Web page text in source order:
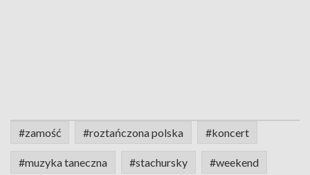
#zamość #roztańczona polska #koncert
#muzyka taneczna #stachursky #weekend